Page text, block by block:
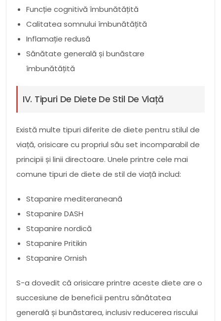
Funcție cognitivă îmbunătățită
Calitatea somnului îmbunătățită
Inflamație redusă
Sănătate generală și bunăstare
îmbunătățită
IV. Tipuri De Diete De Stil De Viață
Există multe tipuri diferite de diete pentru stilul de
viață, orisicare cu propriul său set incomparabil de
principii și linii directoare. Unele printre cele mai
comune tipuri de diete de stil de viață includ:
Stapanire mediteraneană
Stapanire DASH
Stapanire nordică
Stapanire Pritikin
Stapanire Ornish
S-a dovedit că orisicare printre aceste diete are o
succesiune de beneficii pentru sănătatea
generală și bunăstarea, inclusiv reducerea riscului